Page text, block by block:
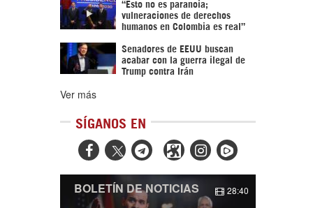
“Esto no es paranoia;
vulneraciones de derechos
humanos en Colombia es real”
Senadores de EEUU buscan
acabar con la guerra ilegal de
Trump contra Irán
Ver más
SÍGANOS EN
  
BOLETÍN DE NOTICIAS 28:40